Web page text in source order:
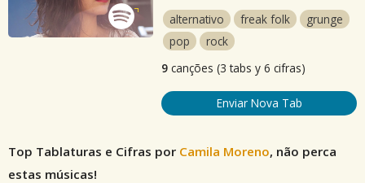
alternativo
freak folk
grunge
pop
rock
9 canções (3 tabs y 6 cifras)
Enviar Nova Tab
Top Tablaturas e Cifras por Camila Moreno, não perca
estas músicas!